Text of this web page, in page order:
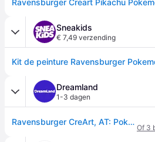
Sneakids
€ 7,49 verzending
Dreamland
1-3 dagen
Ravensburger CreArt, AT: Pokémon Schilderen
Of 3